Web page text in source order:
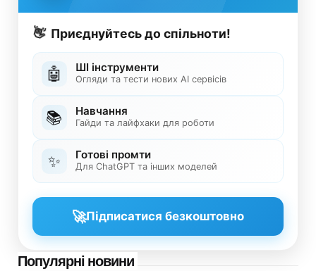
👋 Приєднуйтесь до спільноти!
🤖 ШІ інструменти
Огляди та тести нових AI сервісів
📚 Навчання
Гайди та лайфхаки для роботи
✨ Готові промти
Для ChatGPT та інших моделей
🚀Підписатися безкоштовно
Популярні новини